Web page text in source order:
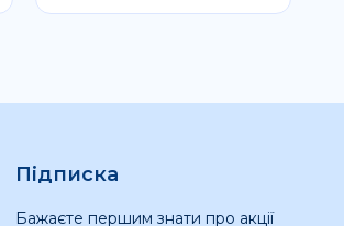
Підписка
Бажаєте першим знати про акції